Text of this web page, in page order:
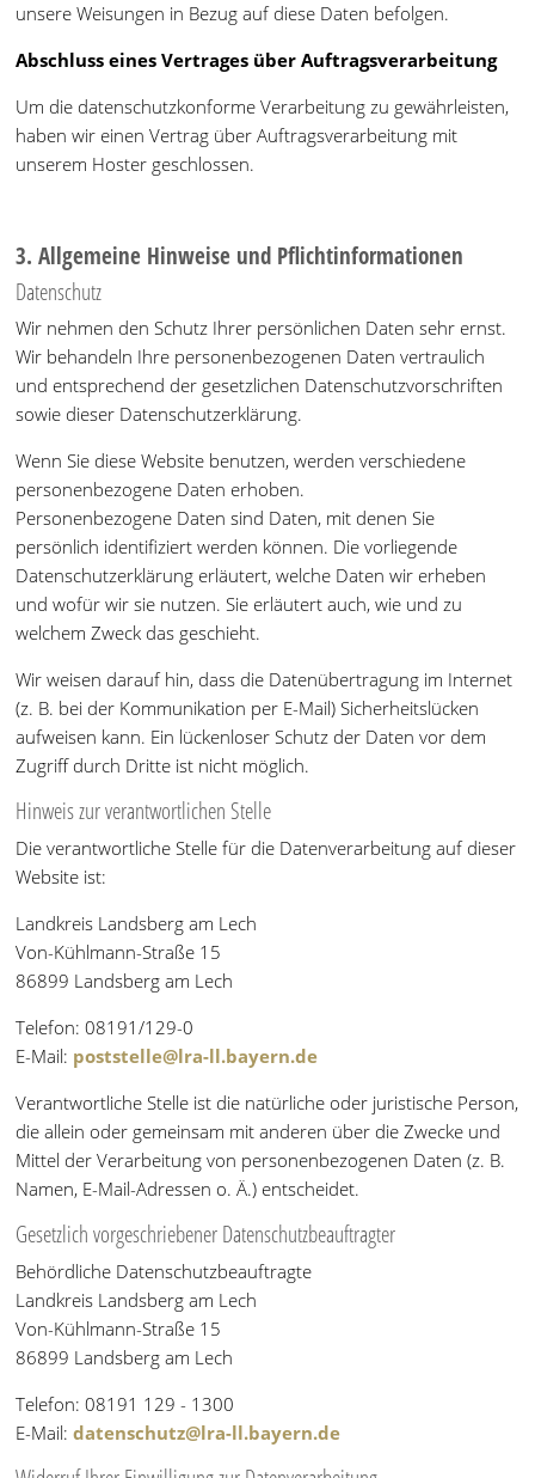
unsere Weisungen in Bezug auf diese Daten befolgen.
Abschluss eines Vertrages über Auftragsverarbeitung
Um die datenschutzkonforme Verarbeitung zu gewährleisten,
haben wir einen Vertrag über Auftragsverarbeitung mit
unserem Hoster geschlossen.
3. Allgemeine Hinweise und Pflichtinformationen
Datenschutz
Wir nehmen den Schutz Ihrer persönlichen Daten sehr ernst.
Wir behandeln Ihre personenbezogenen Daten vertraulich
und entsprechend der gesetzlichen Datenschutzvorschriften
sowie dieser Datenschutzerklärung.
Wenn Sie diese Website benutzen, werden verschiedene
personenbezogene Daten erhoben.
Personenbezogene Daten sind Daten, mit denen Sie
persönlich identifiziert werden können. Die vorliegende
Datenschutzerklärung erläutert, welche Daten wir erheben
und wofür wir sie nutzen. Sie erläutert auch, wie und zu
welchem Zweck das geschieht.
Wir weisen darauf hin, dass die Datenübertragung im Internet
(z. B. bei der Kommunikation per E-Mail) Sicherheitslücken
aufweisen kann. Ein lückenloser Schutz der Daten vor dem
Zugriff durch Dritte ist nicht möglich.
Hinweis zur verantwortlichen Stelle
Die verantwortliche Stelle für die Datenverarbeitung auf dieser
Website ist:
Landkreis Landsberg am Lech
Von-Kühlmann-Straße 15
86899 Landsberg am Lech
Telefon: 08191/129-0
E-Mail: poststelle@lra-ll.bayern.de
Verantwortliche Stelle ist die natürliche oder juristische Person,
die allein oder gemeinsam mit anderen über die Zwecke und
Mittel der Verarbeitung von personenbezogenen Daten (z. B.
Namen, E-Mail-Adressen o. Ä.) entscheidet.
Gesetzlich vorgeschriebener Datenschutzbeauftragter
Behördliche Datenschutzbeauftragte
Landkreis Landsberg am Lech
Von-Kühlmann-Straße 15
86899 Landsberg am Lech
Telefon: 08191 129 - 1300
E-Mail:datenschutz@lra-ll.bayern.de